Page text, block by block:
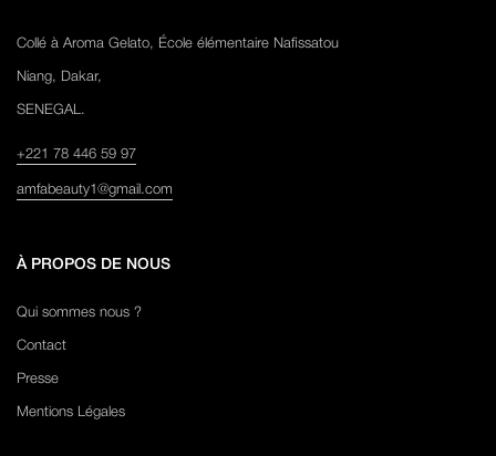
Collé à Aroma Gelato, École élémentaire Nafissatou
Niang, Dakar,
SENEGAL.
+221 78 446 59 97
amfabeauty1@gmail.com
À PROPOS DE NOUS
Qui sommes nous ?
Contact
Presse
Mentions Légales